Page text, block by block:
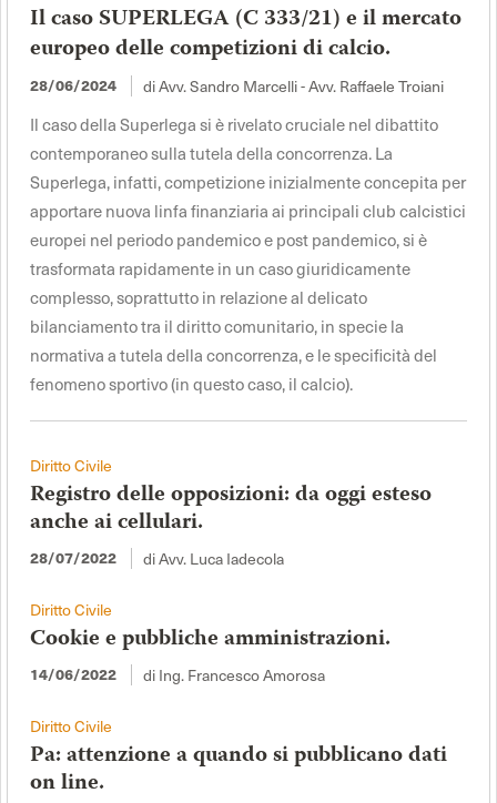
Il caso SUPERLEGA (C 333/21) e il mercato
europeo delle competizioni di calcio.
28/06/2024 di Avv. Sandro Marcelli - Avv. Raffaele Troiani
Il caso della Superlega si è rivelato cruciale nel dibattito
contemporaneo sulla tutela della concorrenza. La
Superlega, infatti, competizione inizialmente concepita per
apportare nuova linfa finanziaria ai principali club calcistici
europei nel periodo pandemico e post pandemico, si è
trasformata rapidamente in un caso giuridicamente
complesso, soprattutto in relazione al delicato
bilanciamento tra il diritto comunitario, in specie la
normativa a tutela della concorrenza, e le specificità del
fenomeno sportivo (in questo caso, il calcio).
Diritto Civile
Registro delle opposizioni: da oggi esteso
anche ai cellulari.
28/07/2022 di Avv. Luca Iadecola
Diritto Civile
Cookie e pubbliche amministrazioni.
14/06/2022 di Ing. Francesco Amorosa
Diritto Civile
Pa: attenzione a quando si pubblicano dati
on line.